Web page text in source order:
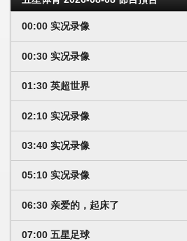
00:00 实况录像
00:30 实况录像
01:30 英超世界
02:10 实况录像
03:40 实况录像
05:10 实况录像
06:30 亲爱的，起床了
07:00 五星足球